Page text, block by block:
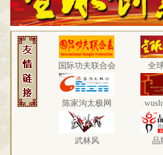
国际功夫联合会 全
陈家沟太极网
武林风 品